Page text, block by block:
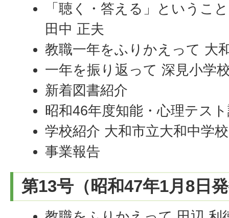
「聴く・答える」というこ
田中 正夫
教職一年をふりかえって 大
一年を振り返って 深見小学
新着図書紹介
昭和46年度知能・心理テス
学校紹介 大和市立大和中学校
事業報告
第13号（昭和47年1月8日